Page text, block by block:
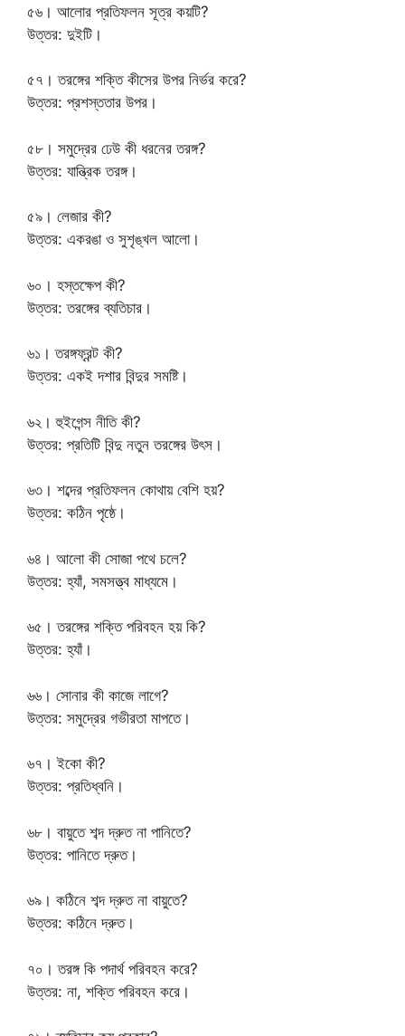
৫৬। আলোর প্রতিফলন সূত্র কয়টি?
উত্তর: দুইটি।
৫৭। তরঙ্গের শক্তি কীসের উপর নির্ভর করে?
উত্তর: প্রশস্ততার উপর।
৫৮। সমুদ্রের ঢেউ কী ধরনের তরঙ্গ?
উত্তর: যান্ত্রিক তরঙ্গ।
৫৯। লেজার কী?
উত্তর: একরঙা ও সুশৃঙ্খল আলো।
৬০। হস্তক্ষেপ কী?
উত্তর: তরঙ্গের ব্যতিচার।
৬১। তরঙ্গফ্রন্ট কী?
উত্তর: একই দশার বিন্দুর সমষ্টি।
৬২। হুইগেন্স নীতি কী?
উত্তর: প্রতিটি বিন্দু নতুন তরঙ্গের উৎস।
৬৩। শব্দের প্রতিফলন কোথায় বেশি হয়?
উত্তর: কঠিন পৃষ্ঠে।
৬৪। আলো কী সোজা পথে চলে?
উত্তর: হ্যাঁ, সমসত্ত্ব মাধ্যমে।
৬৫। তরঙ্গের শক্তি পরিবহন হয় কি?
উত্তর: হ্যাঁ।
৬৬। সোনার কী কাজে লাগে?
উত্তর: সমুদ্রের গভীরতা মাপতে।
৬৭। ইকো কী?
উত্তর: প্রতিধ্বনি।
৬৮। বায়ুতে শব্দ দ্রুত না পানিতে?
উত্তর: পানিতে দ্রুত।
৬৯। কঠিনে শব্দ দ্রুত না বায়ুতে?
উত্তর: কঠিনে দ্রুত।
৭০। তরঙ্গ কি পদার্থ পরিবহন করে?
উত্তর: না, শক্তি পরিবহন করে।